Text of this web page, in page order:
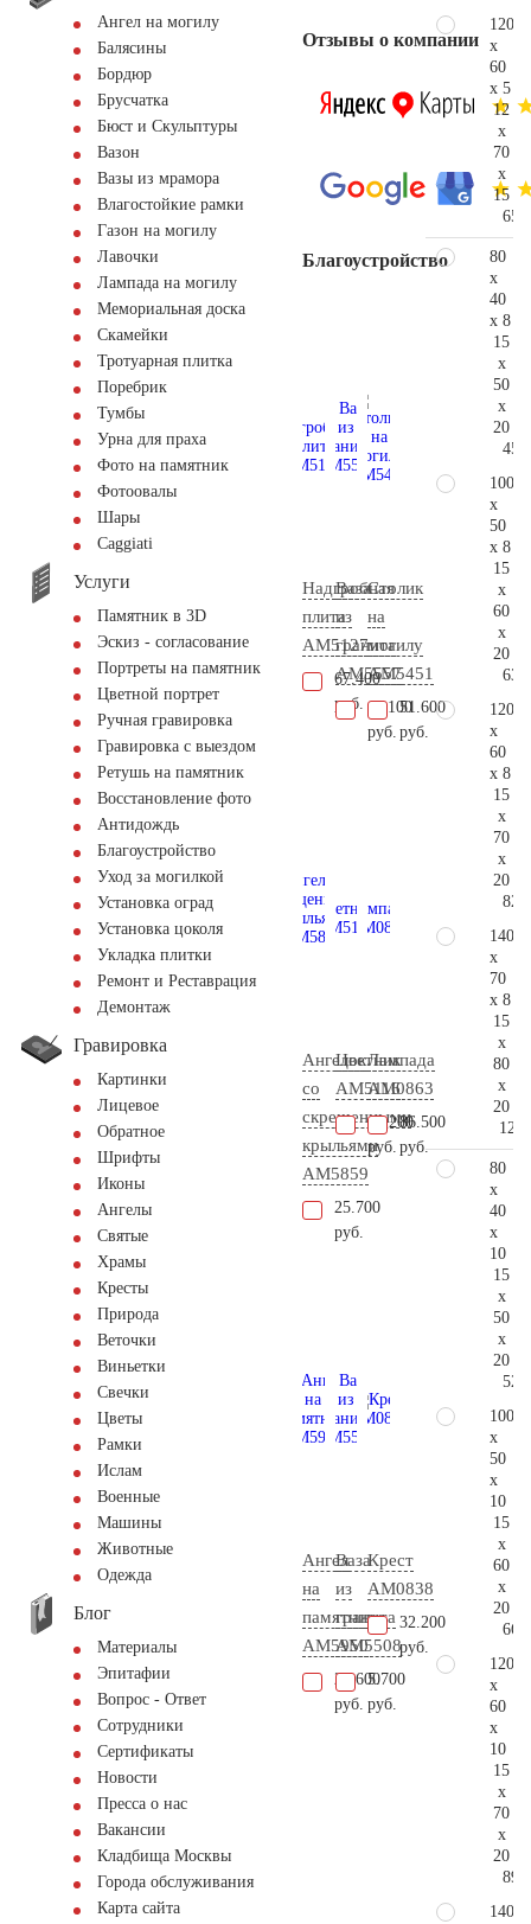
Ангел на могилу
Балясины
Бордюр
Брусчатка
Бюст и Скульптуры
Вазон
Вазы из мрамора
Влагостойкие рамки
Газон на могилу
Лавочки
Лампада на могилу
Мемориальная доска
Скамейки
Тротуарная плитка
Поребрик
Тумбы
Урна для праха
Фото на памятник
Фотоовалы
Шары
Сaggiati
Услуги
Памятник в 3D
Эскиз - согласование
Портреты на памятник
Цветной портрет
Ручная гравировка
Гравировка с выездом
Ретушь на памятник
Восстановление фото
Антидождь
Благоустройство
Уход за могилкой
Установка оград
Установка цоколя
Укладка плитки
Ремонт и Реставрация
Демонтаж
Гравировка
Картинки
Лицевое
Обратное
Шрифты
Иконы
Ангелы
Святые
Храмы
Кресты
Природа
Веточки
Виньетки
Свечки
Цветы
Рамки
Ислам
Военные
Машины
Животные
Одежда
Блог
Материалы
Эпитафии
Вопрос - Ответ
Сотрудники
Сертификаты
Новости
Пресса о нас
Вакансии
Кладбища Москвы
Города обслуживания
Карта сайта
Отзывы о компании
Благоустройство
Надгробная
плита
AM5127
67.400
руб.
Ваза
из
гранита
AM5557
11.100
руб.
Столик
на
могилу
AM5451
51.600
руб.
Ангелок
со
скрещенными
крыльями
AM5859
25.700
руб.
Цветник
AM5116
16.200
руб.
Лампада
AM0863
86.500
руб.
Ангел
на
памятник
AM5950
27.600
руб.
Ваза
из
гранита
AM5508
5.700
руб.
Крест
AM0838
32.200
руб.
120
x
60
x 5
12
x
70
x
15
80
x
40
x 8
15
x
50
x
20
100
x
50
x 8
15
x
60
x
20
120
x
60
x 8
15
x
70
x
20
140
x
70
x 8
15
x
80
x
20
80
x
40
x
10
15
x
50
x
20
100
x
50
x
10
15
x
60
x
20
120
x
60
x
10
15
x
70
x
20
140